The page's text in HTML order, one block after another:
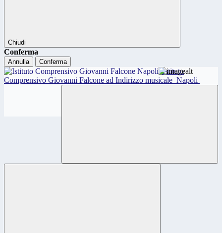
Chiudi
Conferma
Annulla Conferma
Istituto
Comprensivo Giovanni Falcone ad Indirizzo musicale Napoli